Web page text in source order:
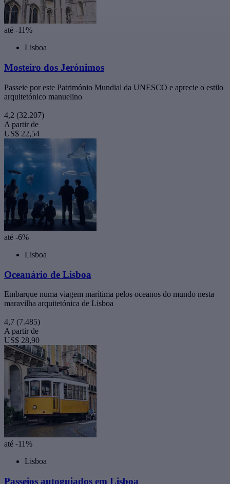
até -11%
Lisboa
Mosteiro dos Jerónimos
Passeie por este Património Mundial da UNESCO e aprecie o estilo
arquitetónico manuelino
4,2 (32.207)
A partir de
US$ 22,54
até -6%
Lisboa
Oceanário de Lisboa
Embarque numa viagem marítima pelos oceanos do mundo nesta
maravilha arquitetónica de Lisboa
4,7 (7.485)
A partir de
US$ 28,90
até -11%
Lisboa
Passeios autoguiados em Lisboa